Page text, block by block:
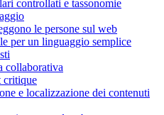
controllati e tassonomie
le persone sul web
per un linguaggio semplice
collaborativa
critique
e localizzazione dei contenuti